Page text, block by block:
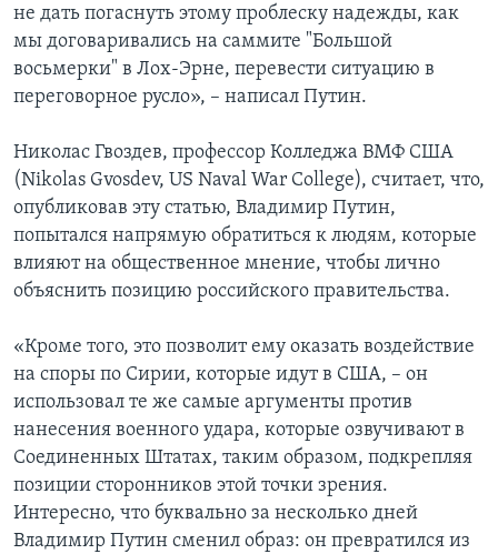
не дать погаснуть этому проблеску надежды, как
мы договаривались на саммите "Большой
восьмерки" в Лох-Эрне, перевести ситуацию в
переговорное русло», – написал Путин.
Николас Гвоздев, профессор Колледжа ВМФ США
(Nikolas Gvosdev, US Naval War College), считает, что,
опубликовав эту статью, Владимир Путин,
попытался напрямую обратиться к людям, которые
влияют на общественное мнение, чтобы лично
объяснить позицию российского правительства.
«Кроме того, это позволит ему оказать воздействие
на споры по Сирии, которые идут в США, – он
использовал те же самые аргументы против
нанесения военного удара, которые озвучивают в
Соединенных Штатах, таким образом, подкрепляя
позиции сторонников этой точки зрения.
Интересно, что буквально за несколько дней
Владимир Путин сменил образ: он превратился из